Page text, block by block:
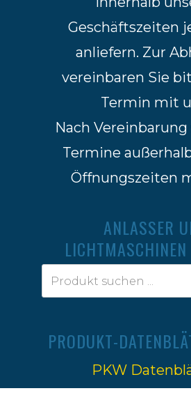
Geschäftszeiten
anliefern. Zur
vereinbaren Sie
Termin mit
Nach
Termine
Öffnungszeiten
ANLASSER
PRODUKT-
PKW